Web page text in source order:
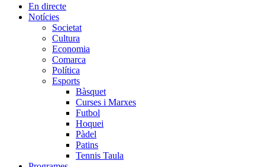
En directe
Notícies
Societat
Cultura
Economia
Comarca
Política
Esports
Bàsquet
Curses i Marxes
Futbol
Hoquei
Pàdel
Patins
Tennis Taula